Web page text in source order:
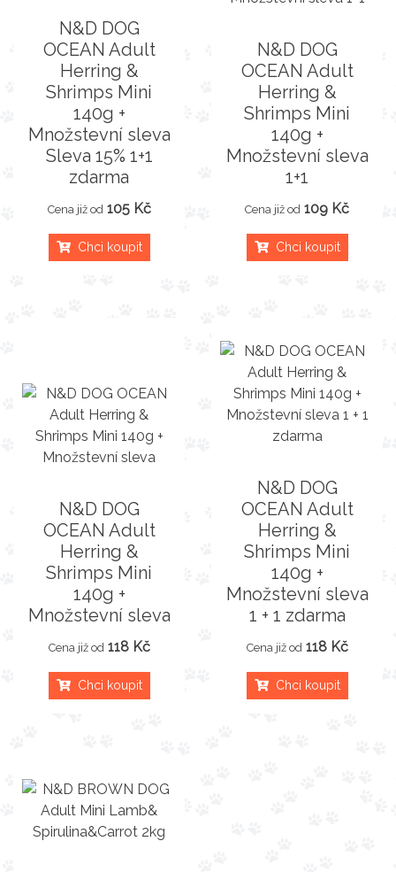
N&D DOG
OCEAN Adult
Herring &
Shrimps Mini
140g +
Množstevní sleva
Sleva 15% 1+1
zdarma
Cena již od 105 Kč
Chci koupit
N&D DOG
OCEAN Adult
Herring &
Shrimps Mini
140g +
Množstevní sleva
1+1
Cena již od 109 Kč
Chci koupit
N&D DOG
OCEAN Adult
Herring &
Shrimps Mini
140g +
Množstevní sleva
Cena již od 118 Kč
Chci koupit
N&D DOG
OCEAN Adult
Herring &
Shrimps Mini
140g +
Množstevní sleva
1 + 1 zdarma
Cena již od 118 Kč
Chci koupit